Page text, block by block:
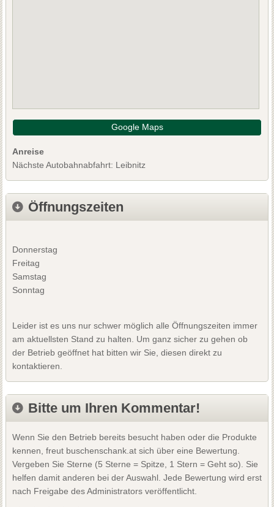
Google Maps
Anreise
Nächste Autobahnabfahrt: Leibnitz
Öffnungszeiten
Donnerstag
Freitag
Samstag
Sonntag
Leider ist es uns nur schwer möglich alle Öffnungszeiten immer
am aktuellsten Stand zu halten. Um ganz sicher zu gehen ob
der Betrieb geöffnet hat bitten wir Sie, diesen direkt zu
kontaktieren.
Bitte um Ihren Kommentar!
Wenn Sie den Betrieb bereits besucht haben oder die Produkte
kennen, freut buschenschank.at sich über eine Bewertung.
Vergeben Sie Sterne (5 Sterne = Spitze, 1 Stern = Geht so). Sie
helfen damit anderen bei der Auswahl. Jede Bewertung wird erst
nach Freigabe des Administrators veröffentlicht.